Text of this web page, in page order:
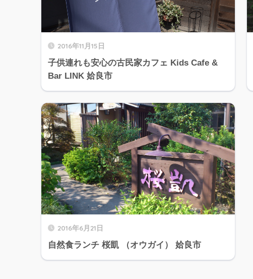
2016年11月15日
子供連れも安心の古民家カフェ Kids Cafe &
Bar LINK 姶良市
2016年6月21日
自然食ランチ 桜凱 （オウガイ） 姶良市